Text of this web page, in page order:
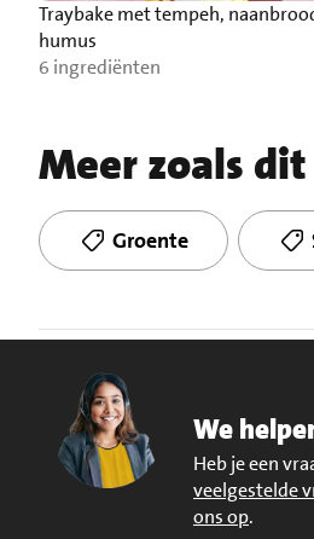
Traybake met tempeh,
humus
6 ingrediënten
Meer zoals dit
Groente
We
Heb je een
veelgestelde
ons op.